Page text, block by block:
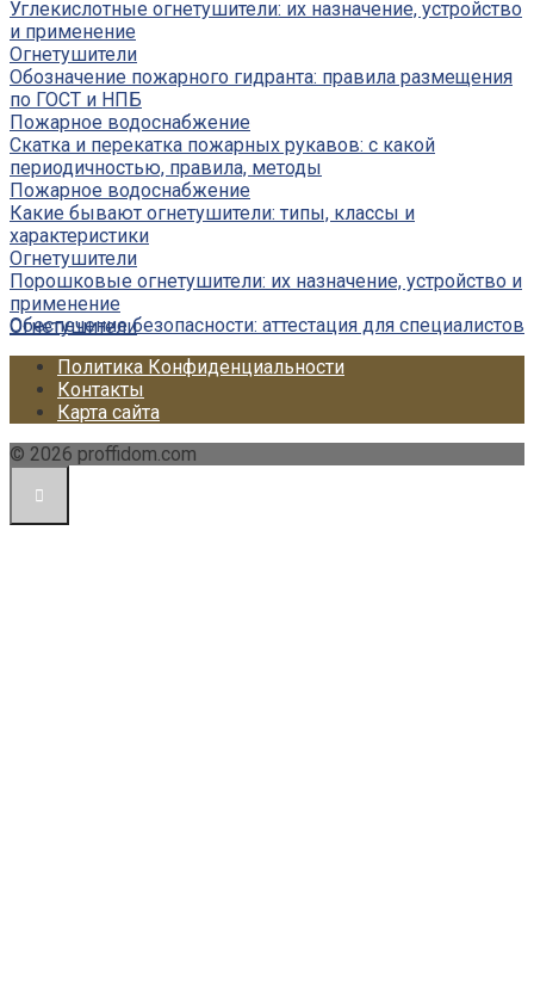
Углекислотные огнетушители: их назначение, устройство
и применение
Огнетушители
Обозначение пожарного гидранта: правила размещения
по ГОСТ и НПБ
Пожарное водоснабжение
Скатка и перекатка пожарных рукавов: с какой
периодичностью, правила, методы
Пожарное водоснабжение
Какие бывают огнетушители: типы, классы и
характеристики
Огнетушители
Порошковые огнетушители: их назначение, устройство и
применение
Огнетушители
Обеспечение безопасности: аттестация для специалистов
Политика Конфиденциальности
Контакты
Карта сайта
© 2026 proffidom.com